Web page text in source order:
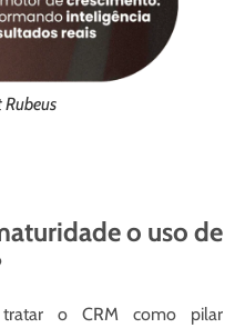
Rubeus
o uso de
o CRM como pilar